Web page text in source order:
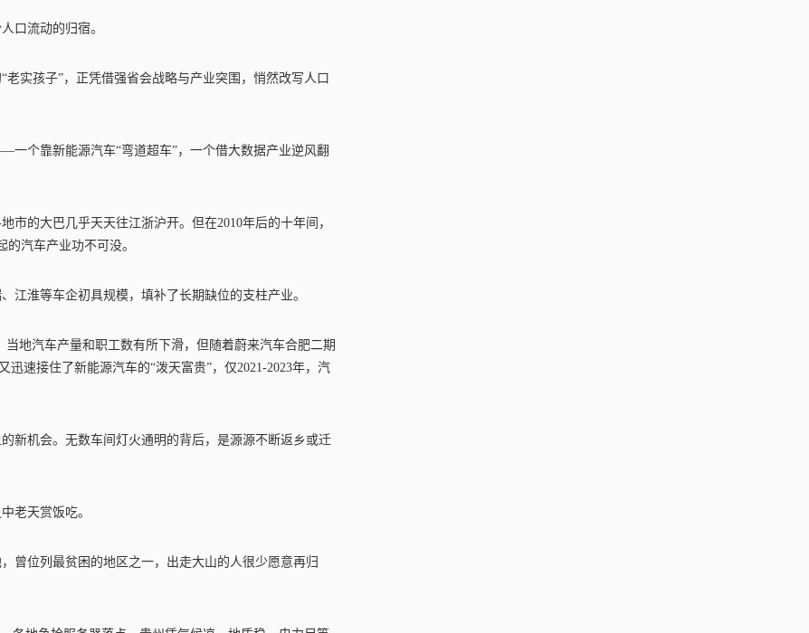
口流动的归宿。
实孩子”，正凭借强省会战略与产业突围，悄然改写人口
个靠新能源汽车“弯道超车”，一个借大数据产业逆风翻
市的大巴几乎天天往江浙沪开。但在2010年后的十年间，
汽车产业功不可没。
江淮等车企初具规模，填补了长期缺位的支柱产业。
当地汽车产量和职工数有所下滑，但随着蔚来汽车合肥二期
速接住了新能源汽车的“泼天富贵”，仅2021-2023年，汽
新机会。无数车间灯火通明的背后，是源源不断返乡或迁
老天赏饭吃。
曾位列最贫困的地区之一，出走大山的人很少愿意再归